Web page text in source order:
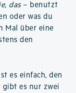
, das– benutzt
oder was du
Mal über eine
den
es einfach, den
es nur zwei